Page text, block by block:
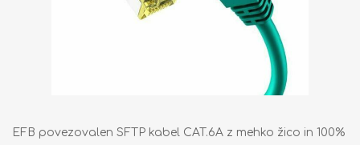
EFB povezovalen SFTP kabel CAT.6A z mehko žico in 100%